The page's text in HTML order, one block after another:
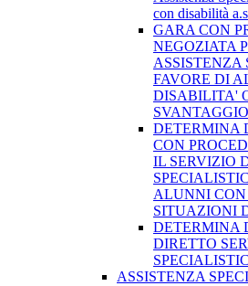
con disabilità
GARA CON
NEGOZIATA
ASSISTENZA
FAVORE DI
DISABILITA'
SVANTAGGIO
DETERMINA
CON
IL SERVIZIO
ALUNNI
SITUAZIONI
DETERMINA
DIRETTO
ASSISTENZA